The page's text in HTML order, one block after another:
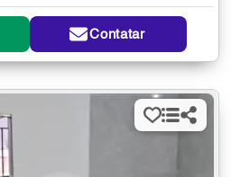
Contatar